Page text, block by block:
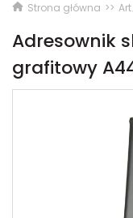
Strona główna
Adresownik
grafitowy